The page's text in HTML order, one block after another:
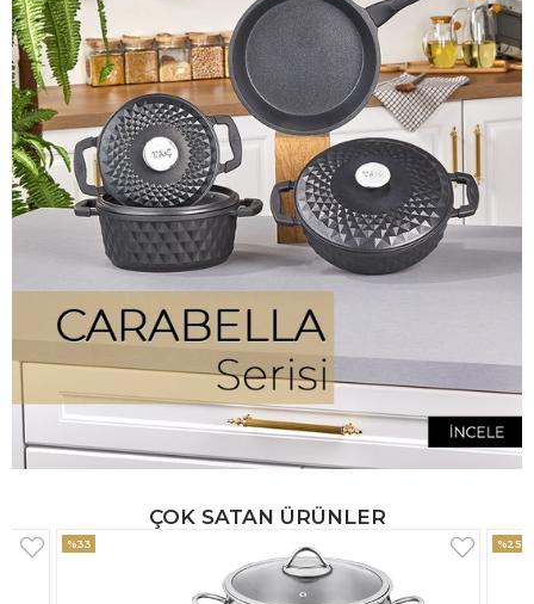
ÇOK SATAN ÜRÜNLER
%25 %33